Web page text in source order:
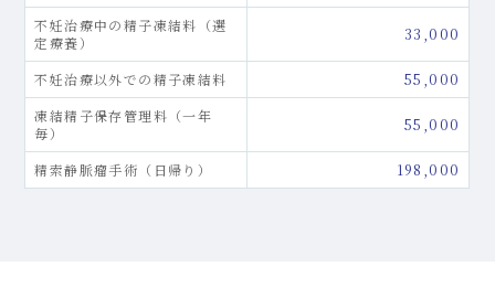
不妊治療中の精子凍結料（選
定療養）
33,000
不妊治療以外での精子凍結料
55,000
凍結精子保存管理料（一年
毎）
55,000
精索静脈瘤手術（日帰り） 198,000